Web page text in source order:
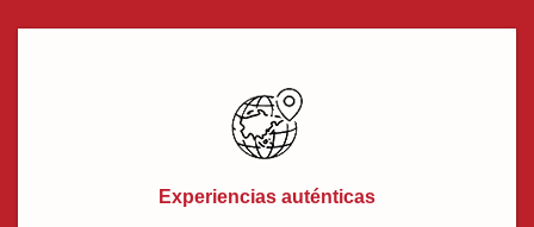
Experiencias auténticas